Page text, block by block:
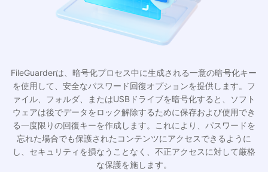
FileGuarderは、暗号化プロセス中に生成される一意の暗号化キー
を使用して、安全なパスワード回復オプションを提供します。フ
ァイル、フォルダ、またはUSBドライブを暗号化すると、ソフト
ウェアは後でデータをロック解除するために保存および使用でき
る一度限りの回復キーを作成します。これにより、パスワードを
忘れた場合でも保護されたコンテンツにアクセスできるように
し、セキュリティを損なうことなく、不正アクセスに対して厳格